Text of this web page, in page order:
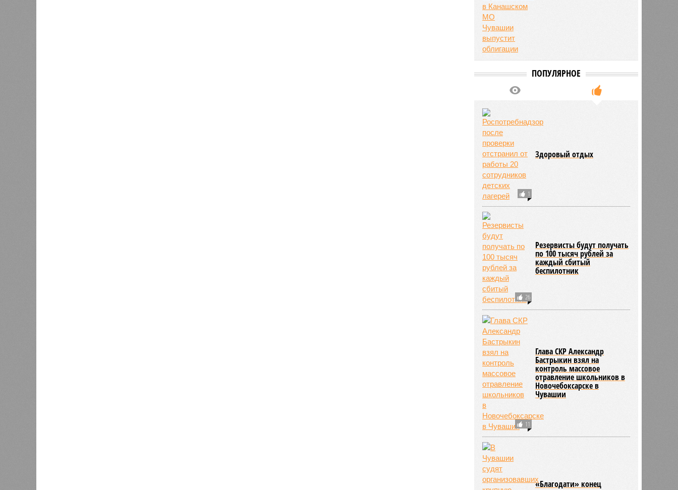
ПОПУЛЯРНОЕ
1
Здоровый отдых
26
Резервисты будут получать
по 100 тысяч рублей за
каждый сбитый
беспилотник
11
Глава СКР Александр
Бастрыкин взял на
контроль массовое
отравление школьников в
Новочебоксарске в
Чувашии
«Благодати» конец